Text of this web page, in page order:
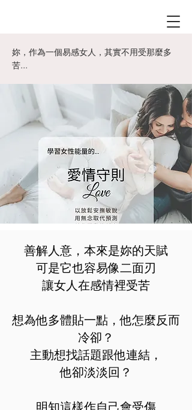
妳，作為一個易感女人，其實不用受那麼多
苦...
善解人意，本來是妳的天賦
可是它也容易像二面刃
讓女人在感情裡受苦
​想為他多體貼一點，他怎麼反而
冷卻？
主動想找話題跟他連結，
他卻淡淡回？
明知這樣作自己會受傷